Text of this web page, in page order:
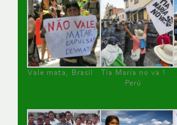
Vale mata, Brasil
Tía María no va !
Perú